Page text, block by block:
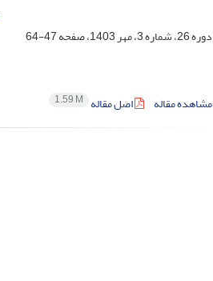
دوره 26، شماره 3، مهر 1403، صفحه
47-64
مشاهده مقاله
اصل مقاله 1.59 M